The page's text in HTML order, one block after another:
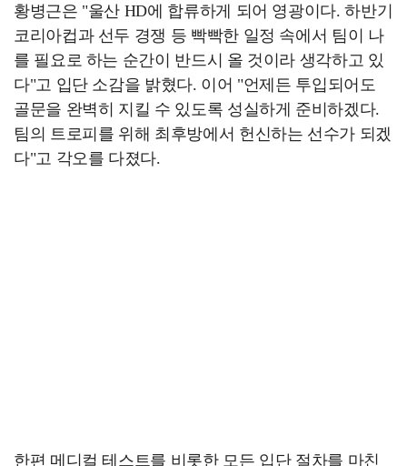
황병근은 "울산 HD에 합류하게 되어 영광이다. 하반기
코리아컵과 선두 경쟁 등 빡빡한 일정 속에서 팀이 나
를 필요로 하는 순간이 반드시 올 것이라 생각하고 있
다"고 입단 소감을 밝혔다. 이어 "언제든 투입되어도
골문을 완벽히 지킬 수 있도록 성실하게 준비하겠다.
팀의 트로피를 위해 최후방에서 헌신하는 선수가 되겠
다"고 각오를 다졌다.
한편 메디컬 테스트를 비롯한 모든 입단 절차를 마친